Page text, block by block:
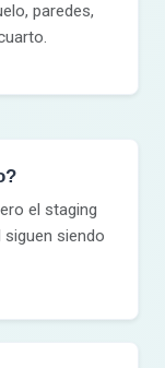
paredes,
el staging
siendo